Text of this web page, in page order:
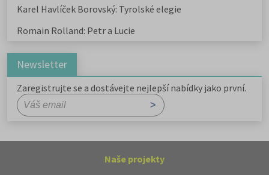
Karel Havlíček Borovský: Tyrolské elegie
Romain Rolland: Petr a Lucie
Newsletter
Zaregistrujte se a dostávejte nejlepší nabídky jako první.
Naše projekty